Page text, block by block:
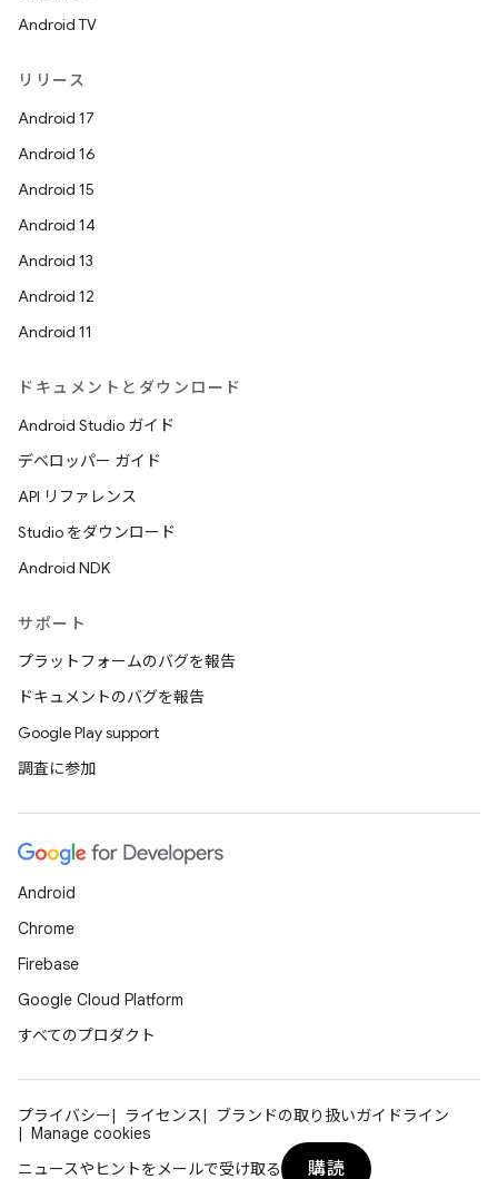
Android TV
リリース
Android 17
Android 16
Android 15
Android 14
Android 13
Android 12
Android 11
ドキュメントとダウンロード
Android Studio ガイド
デベロッパー ガイド
API リファレンス
Studio をダウンロード
Android NDK
サポート
プラットフォームのバグを報告
ドキュメントのバグを報告
Google Play support
調査に参加
Android
Chrome
Firebase
Google Cloud Platform
すべてのプロダクト
プライバシー ライセンス
ブランドの取り扱いガイドライン
Manage cookies
ニュースやヒントをメールで受け取る
購読